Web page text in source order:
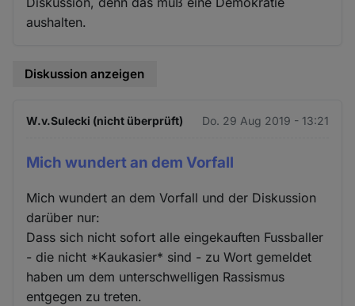
aushalten.
Diskussion anzeigen
W.v.Sulecki (nicht überprüft) Do. 29 Aug 2019 - 13:21
Mich wundert an dem Vorfall
Mich wundert an dem Vorfall und der Diskussion
darüber nur:
Dass sich nicht sofort alle eingekauften Fussballer
- die nicht *Kaukasier* sind - zu Wort gemeldet
haben um dem unterschwelligen Rassismus
entgegen zu treten.